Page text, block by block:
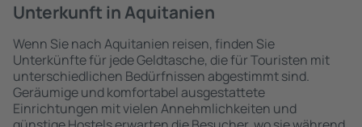
Unterkunft in Aquitanien
Wenn Sie nach Aquitanien reisen, finden Sie
Unterkünfte für jede Geldtasche, die für Touristen mit
unterschiedlichen Bedürfnissen abgestimmt sind.
Geräumige und komfortabel ausgestattete
Einrichtungen mit vielen Annehmlichkeiten und